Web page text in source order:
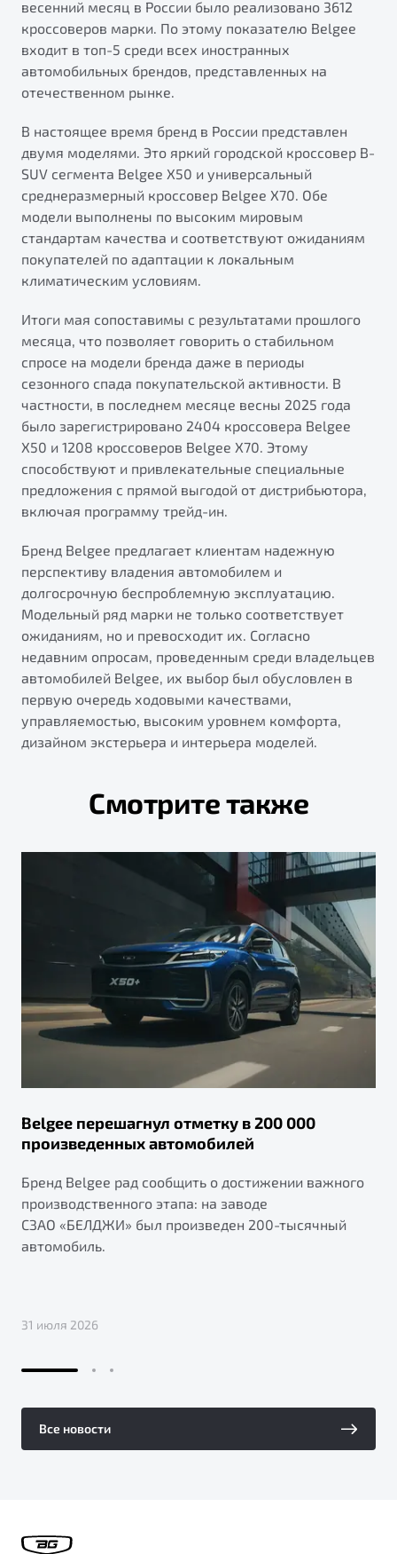
от 1 699 990 ₽*
Обзор В наличии
от 2 499 990 ₽*
Обзор В наличии
Подробно
Автомобили в наличии
Тест-драйв
Автокредит
Спецпредложения
Будьте еще более уверены на дорогах с программой
Преимущества программы
Запись на сервис
Калькулятор ТО
весенний месяц в России было реализовано 3612
кроссоверов марки. По этому показателю Belgee
входит в топ-5 среди всех иностранных
автомобильных брендов, представленных на
отечественном рынке.
В настоящее время бренд в России представлен
двумя моделями. Это яркий городской кроссовер B-
SUV сегмента Belgee X50 и универсальный
среднеразмерный кроссовер Belgee X70. Обе
модели выполнены по высоким мировым
стандартам качества и соответствуют ожиданиям
покупателей по адаптации к локальным
климатическим условиям.
Итоги мая сопоставимы с результатами прошлого
месяца, что позволяет говорить о стабильном
спросе на модели бренда даже в периоды
сезонного спада покупательской активности. В
частности, в последнем месяце весны 2025 года
было зарегистрировано 2404 кроссовера Belgee
X50 и 1208 кроссоверов Belgee X70. Этому
способствуют и привлекательные специальные
предложения с прямой выгодой от дистрибьютора,
включая программу трейд-ин.
Бренд Belgee предлагает клиентам надежную
перспективу владения автомобилем и
долгосрочную беспроблемную эксплуатацию.
Модельный ряд марки не только соответствует
ожиданиям, но и превосходит их. Согласно
недавним опросам, проведенным среди владельцев
автомобилей Belgee, их выбор был обусловлен в
первую очередь ходовыми качествами,
управляемостью, высоким уровнем комфорта,
дизайном экстерьера и интерьера моделей.
Смотрите также
Belgee перешагнул отметку в 200 000
произведенных автомобилей
Бренд Belgee рад сообщить о достижении важного
производственного этапа: на заводе
СЗАО «БЕЛДЖИ» был произведен 200-тысячный
автомобиль.
31 июля 2026
Все новости